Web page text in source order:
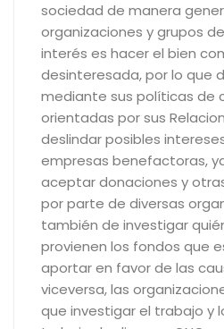
sociedad de manera
organizaciones y grupos
interés es hacer el bien
desinteresada, por lo que
mediante sus políticas de
orientadas por sus
deslindar posibles
empresas benefactoras,
aceptar donaciones y
por parte de diversas
también de investigar
provienen los fondos que
aportar en favor de las
viceversa, las
que investigar el trabajo y